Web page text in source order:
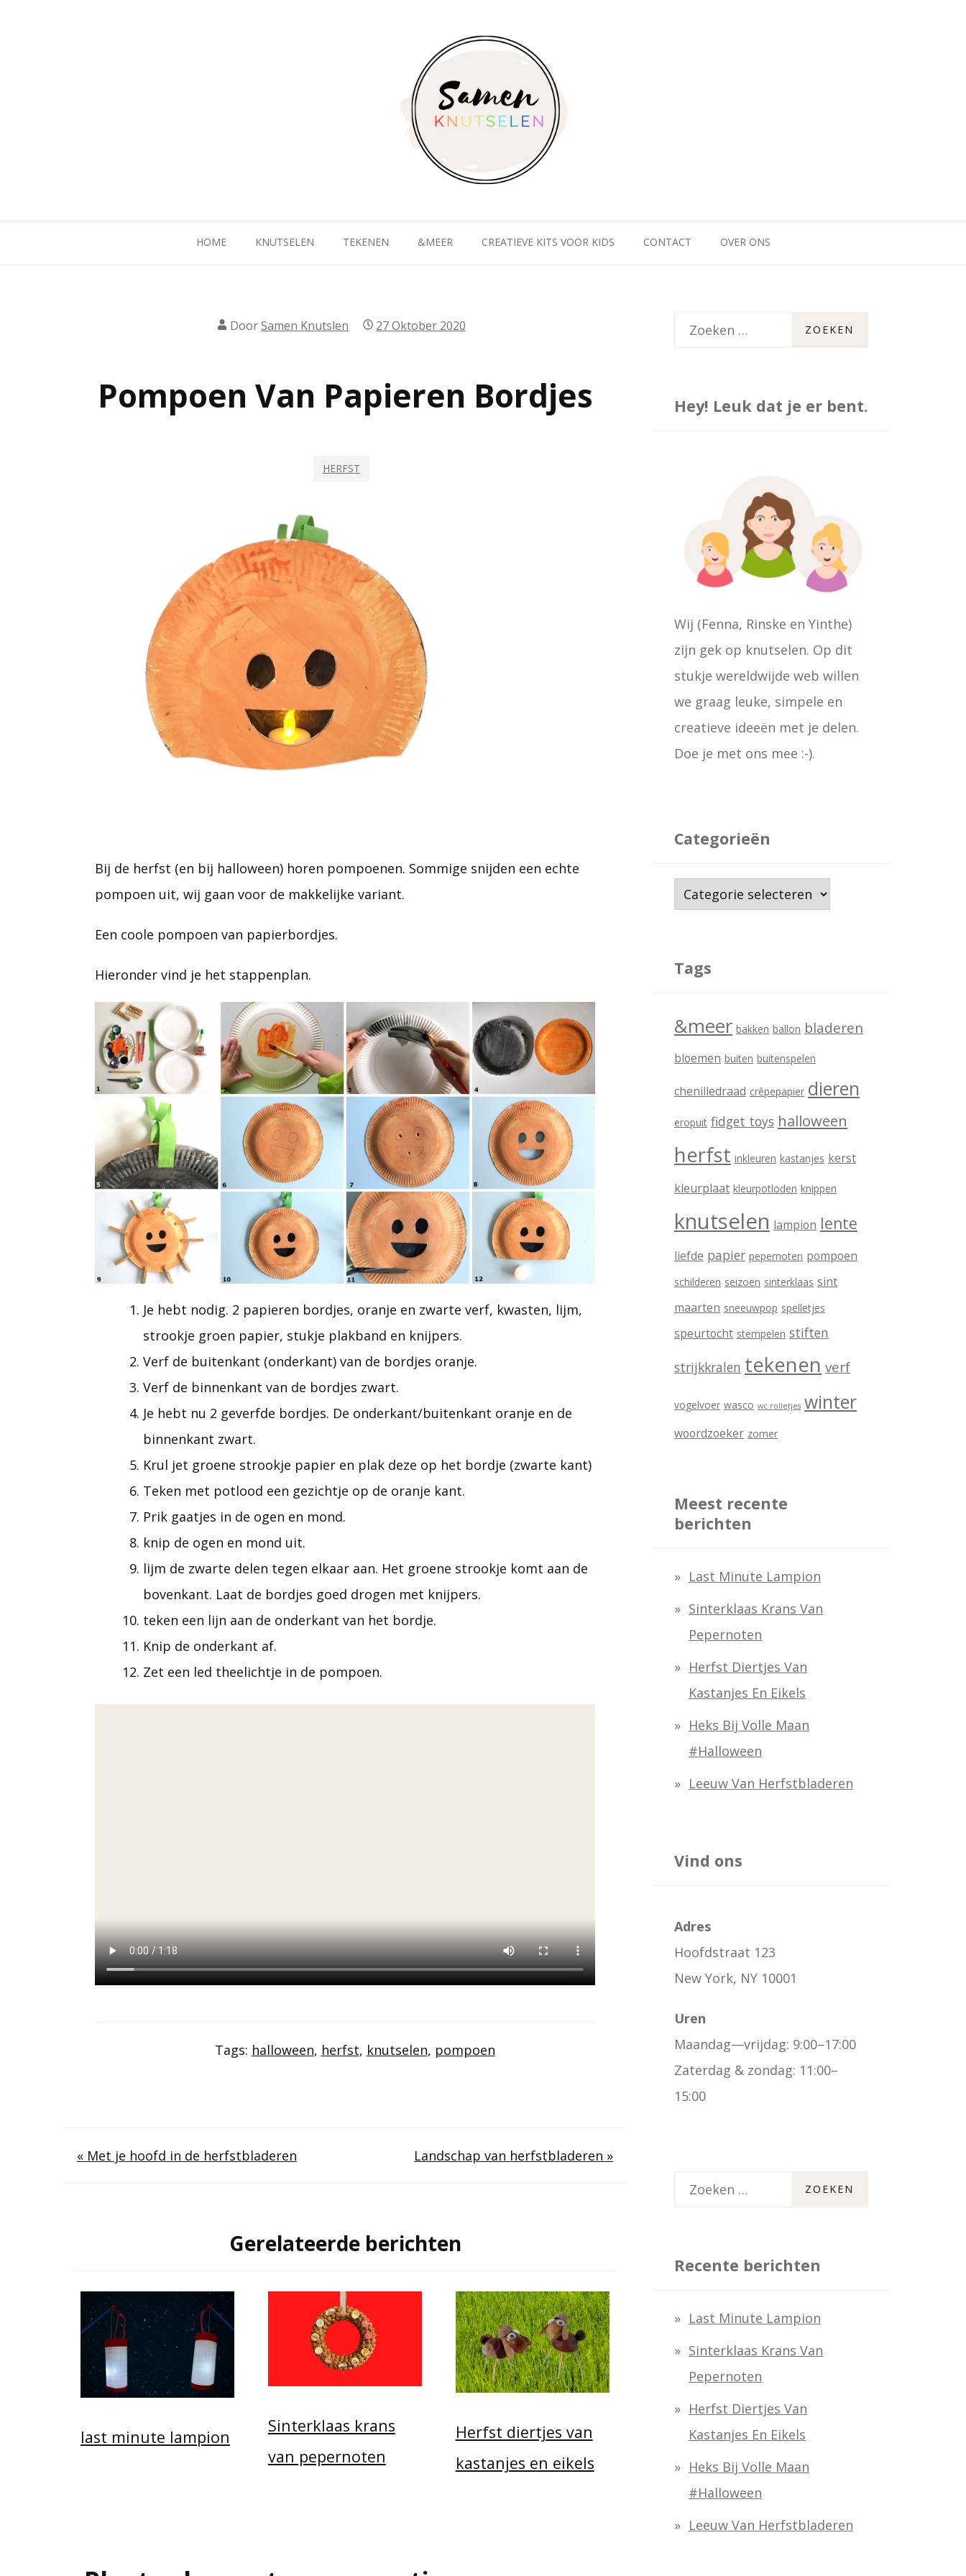
HOME KNUTSELEN TEKENEN &MEER CREATIEVE KITS VOOR KIDS CONTACT OVER ONS
DoorSamen Knutslen 27 Oktober 2020
Pompoen Van Papieren Bordjes
HERFST
Bij de herfst (en bij halloween) horen pompoenen. Sommige snijden een echte
pompoen uit, wij gaan voor de makkelijke variant.
Een coole pompoen van papierbordjes.
Hieronder vind je het stappenplan.
Je hebt nodig. 2 papieren bordjes, oranje en zwarte verf, kwasten, lijm,
strookje groen papier, stukje plakband en knijpers.
Verf de buitenkant (onderkant) van de bordjes oranje.
Verf de binnenkant van de bordjes zwart.
Je hebt nu 2 geverfde bordjes. De onderkant/buitenkant oranje en de
binnenkant zwart.
Krul jet groene strookje papier en plak deze op het bordje (zwarte kant)
Teken met potlood een gezichtje op de oranje kant.
Prik gaatjes in de ogen en mond.
knip de ogen en mond uit.
lijm de zwarte delen tegen elkaar aan. Het groene strookje komt aan de
bovenkant. Laat de bordjes goed drogen met knijpers.
teken een lijn aan de onderkant van het bordje.
Knip de onderkant af.
Zet een led theelichtje in de pompoen.
Tags: halloween, herfst, knutselen, pompoen
Berichtnavigatie
« Met je hoofd in de herfstbladeren Landschap van herfstbladeren »
Gerelateerde berichten
last minute lampion
Sinterklaas krans
van pepernoten
Herfst diertjes van
kastanjes en eikels
k
Hey! Leuk dat je er bent.
Wij (Fenna, Rinske en Yinthe)
zijn gek op knutselen. Op dit
stukje wereldwijde web willen
we graag leuke, simpele en
creatieve ideeën met je delen.
Doe je met ons mee :-).
Categorieën
Tags
&meer bakken ballon bladeren
bloemen buiten buitenspelen
chenilledraad crêpepapier dieren
eropuit fidget toys halloween
herfst inkleuren kastanjes kerst
kleurplaat kleurpotloden knippen
knutselen lampion lente
liefde papier pepernoten pompoen
schilderen seizoen sinterklaas sint
maarten sneeuwpop spelletjes
speurtocht stempelen stiften
strijkkralen tekenen verf
vogelvoer wasco wc rolletjes winter
woordzoeker zomer
Meest recente
berichten
Last Minute Lampion
Sinterklaas Krans Van
Pepernoten
Herfst Diertjes Van
Kastanjes En Eikels
Heks Bij Volle Maan
#halloween
Leeuw Van Herfstbladeren
Vind ons
Adres
Hoofdstraat 123
New York, NY 10001
Uren
Maandag—vrijdag: 9:00–17:00
Zaterdag & zondag: 11:00–
15:00
k
n
r
Recente berichten
Last Minute Lampion
Sinterklaas Krans Van
Pepernoten
Herfst Diertjes Van
Kastanjes En Eikels
Heks Bij Volle Maan
#halloween
Leeuw Van Herfstbladeren